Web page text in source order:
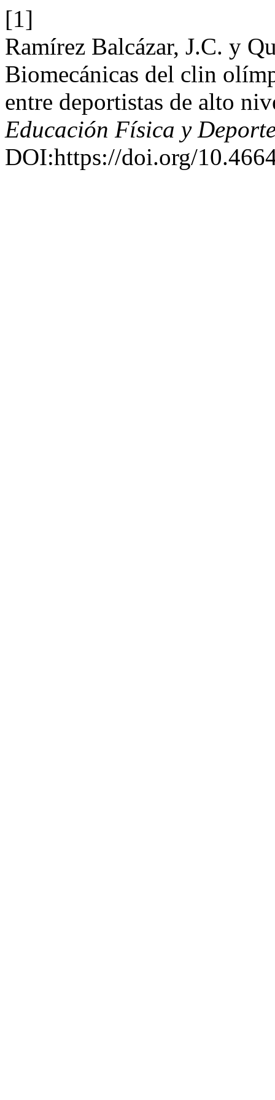
[1]
Ramírez Balcázar, J.C. y
Biomecánicas del clin
entre deportistas de alto
Educación Física y
DOI:https://doi.org/